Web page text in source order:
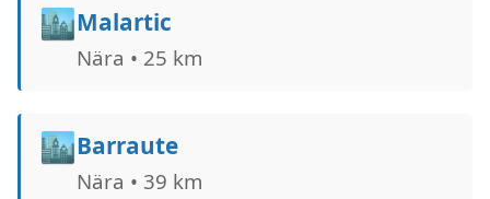
🏙️Malartic
Nära • 25 km
🏙️Barraute
Nära • 39 km